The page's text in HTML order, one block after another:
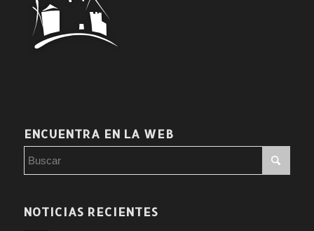
ENCUENTRA EN LA WEB
NOTICIAS RECIENTES